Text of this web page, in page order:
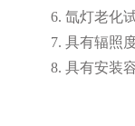
6. 氙灯老化
7. 具有辐照
8. 具有安装